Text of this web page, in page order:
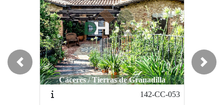
Cáceres / Tierras de Granadilla
142-CC-053
Previous Next